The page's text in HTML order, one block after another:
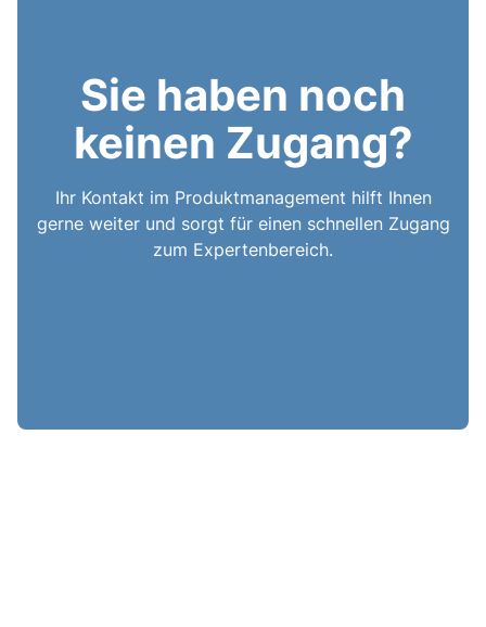
Sie haben noch
keinen Zugang?
Ihr Kontakt im Produktmanagement hilft Ihnen
gerne weiter und sorgt für einen schnellen Zugang
zum Expertenbereich.